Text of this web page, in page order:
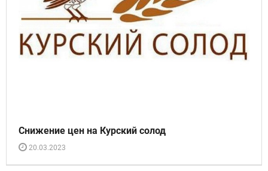
Снижение цен на Курский солод
20.03.2023